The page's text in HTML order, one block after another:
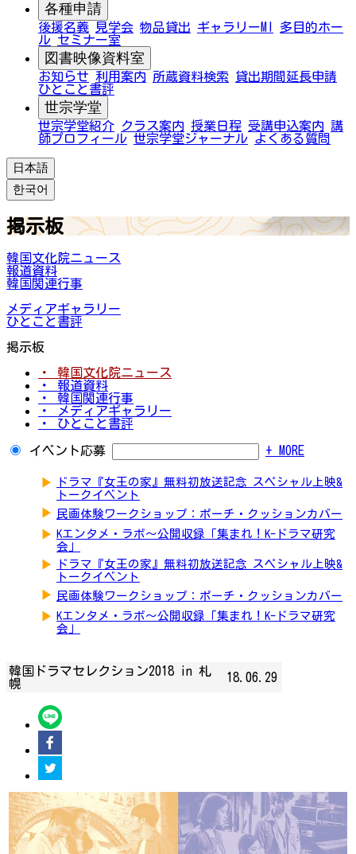
各種申請
後援名義 見学会 物品貸出 ギャラリーMI
多目的ホー
ル セミナー室
図書映像資料室
お知らせ 利用案内 所蔵資料検索
貸出期間延長申請
ひとこと書評
世宗学堂
世宗学堂紹介 クラス案内 授業日程 受講申込案内 講
師プロフィール 世宗学堂ジャーナル よくある質問
日本語
한국어
掲示板
韓国文化院ニュース
報道資料
韓国関連行事
メディアギャラリー
ひとこと書評
掲示板
・ 韓国文化院ニュース
・ 報道資料
・ 韓国関連行事
・ メディアギャラリー
・ ひとこと書評
イベント応募 + MORE
▶
ドラマ『女王の家』無料初放送記念 スペシャル上映&
トークイベント
▶ 民画体験ワークショップ：ポーチ・クッションカバー
▶ Kエンタメ・ラボ～公開収録「集まれ！K-ドラマ研究
会」
▶
ドラマ『女王の家』無料初放送記念 スペシャル上映&
トークイベント
▶ 民画体験ワークショップ：ポーチ・クッションカバー
▶ Kエンタメ・ラボ～公開収録「集まれ！K-ドラマ研究
会」
韓国ドラマセレクション2018 in 札
幌
18.06.29